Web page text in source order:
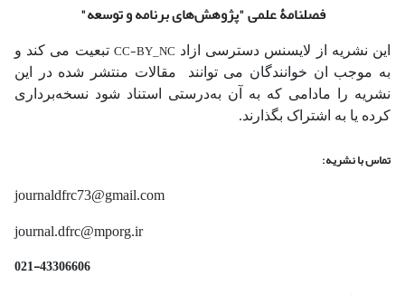
فصلنامۀ علمی"پژوهش‌های برنامه و توسعه"
این نشریه از لایسنس دسترسی ازاد CC-BY_NC تبعیت می کند و
به موجب ان خوانندگان می توانند مقالات منتشر شده در این
نشریه را مادامی که به آن‌ به‌درستی استناد شود نسخه‌برداری
کرده یا به اشتراک بگذارند.
تماس با نشریه:
journaldfrc73@gmail.com
journal.dfrc@mporg.ir
021-43306606